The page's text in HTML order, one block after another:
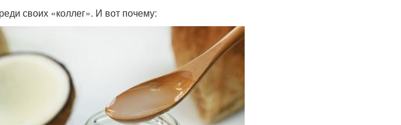
своих «коллег». И вот почему: